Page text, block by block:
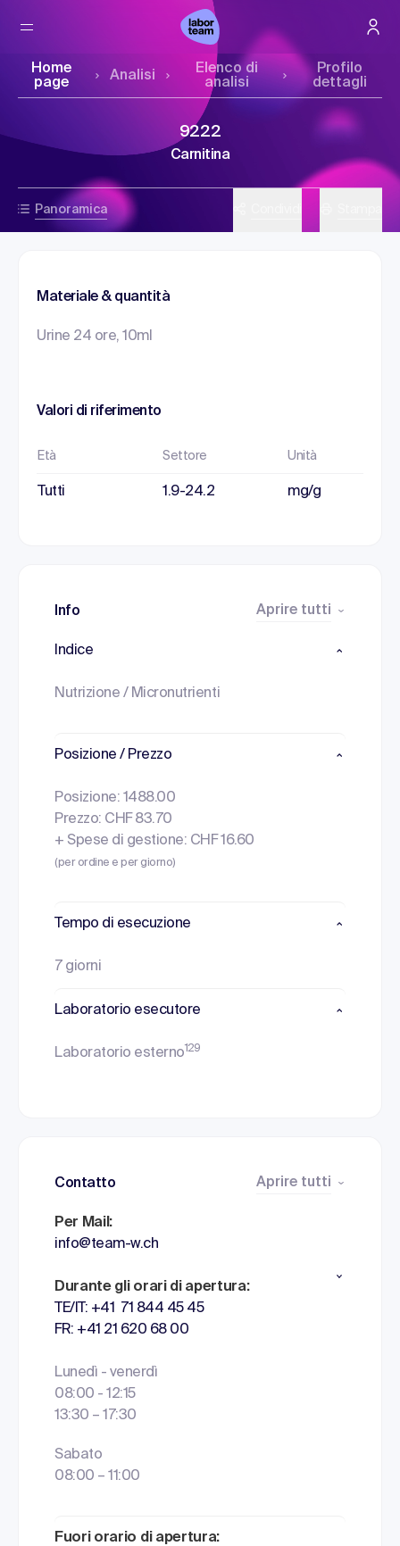
Home
page
Analisi
Elenco di
analisi
Profilo
dettagli
Panoramica
9222
Carnitina
Materiale & quantità
Urine 24 ore, 10ml
Valori di riferimento
Età Settore Unità
Tutti 1.9-24.2 mg/g
Info Aprire tutti
Indice
Nutrizione / Micronutrienti
Posizione / Prezzo
Posizione: 1488.00
Prezzo: CHF 83.70
+ Spese di gestione: CHF 16.60
(per ordine e per giorno)
Tempo di esecuzione
7 giorni
Laboratorio esecutore
Laboratorio esterno129
Contatto Aprire tutti
Per Mail:
info@team-w.ch
Durante gli orari di apertura:
TE/IT: +41 71 844 45 45
FR: +41 21 620 68 00
Lunedì - venerdì
08:00 - 12:15
13:30 – 17:30
Sabato
08:00 – 11:00
Fuori orario di apertura: